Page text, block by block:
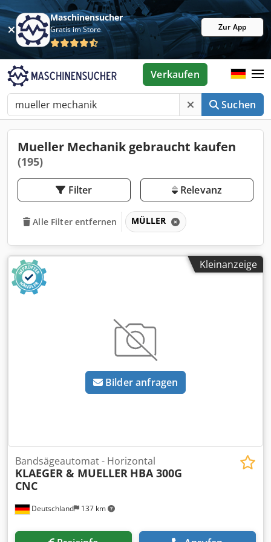
Maschinensucher
Gratis im Store Zur App
Suchen
Verkaufen
Mueller Mechanik gebraucht kaufen
(195)
Filter Relevanz
Alle Filter entfernen MÜLLER
Kleinanzeige
Bilder anfragen
Deutschland 137 km
Bandsägeautomat - Horizontal
KLAEGER & MUELLER HBA 300G
CNC